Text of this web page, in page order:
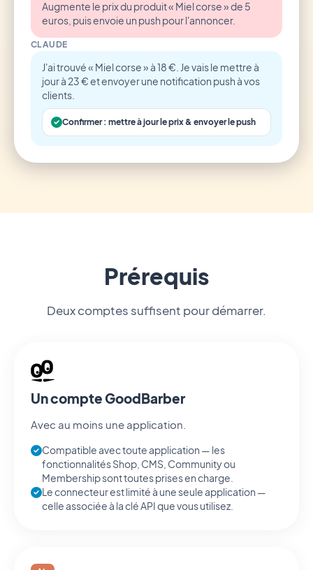
Augmente le prix du produit « Miel corse » de 5
euros, puis envoie un push pour l'annoncer.
CLAUDE
J'ai trouvé « Miel corse » à 18 €. Je vais le mettre à
jour à 23 € et envoyer une notification push à vos
clients.
Confirmer : mettre à jour le prix & envoyer le push
Prérequis
Deux comptes suffisent pour démarrer.
Un compte GoodBarber
Avec au moins une application.
Compatible avec toute application — les
fonctionnalités Shop, CMS, Community ou
Membership sont toutes prises en charge.
Le connecteur est limité à une seule application —
celle associée à la clé API que vous utilisez.